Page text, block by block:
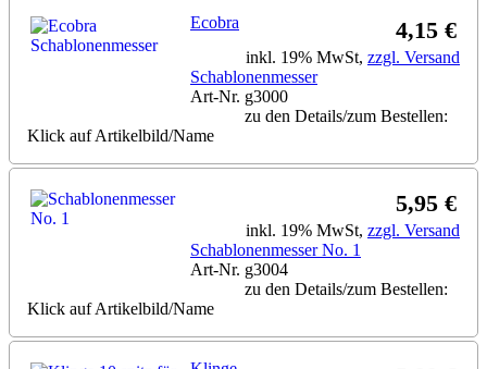
4,15 €
inkl. 19% MwSt, zzgl. Versand
Ecobra
Schablonenmesser
Art-Nr. g3000
zu den Details/zum Bestellen:
Klick auf Artikelbild/Name
5,95 €
inkl. 19% MwSt, zzgl. Versand
Schablonenmesser No. 1
Art-Nr. g3004
zu den Details/zum Bestellen:
Klick auf Artikelbild/Name